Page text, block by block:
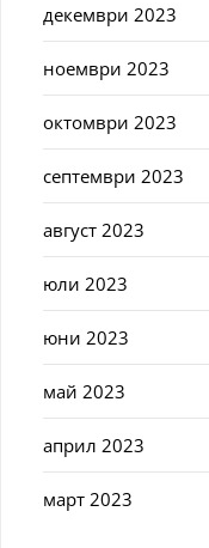
декември 2023
ноември 2023
октомври 2023
септември 2023
август 2023
юли 2023
юни 2023
май 2023
април 2023
март 2023